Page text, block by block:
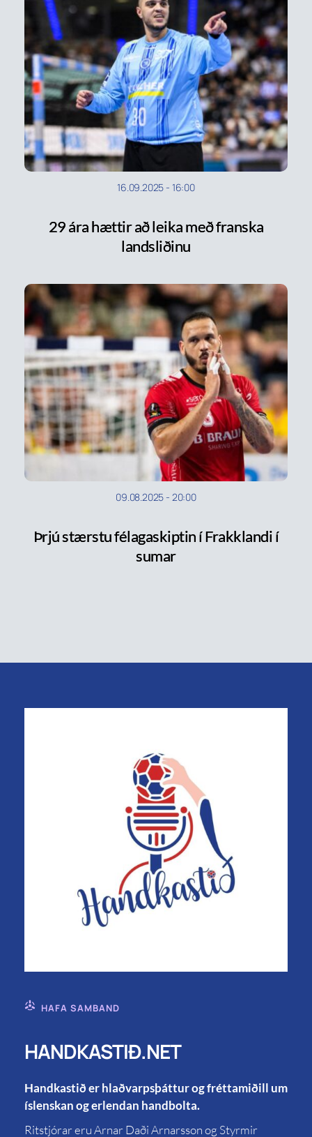
16.09.2025 - 16:00
29 ára hættir að leika með franska
landsliðinu
09.08.2025 - 20:00
Þrjú stærstu félagaskiptin í Frakklandi í
sumar
HAFA SAMBAND
HANDKASTIÐ.NET
Handkastið er hlaðvarpsþáttur og fréttamiðill um
íslenskan og erlendan handbolta.
Ritstjórar eru Arnar Daði Arnarsson og Styrmir